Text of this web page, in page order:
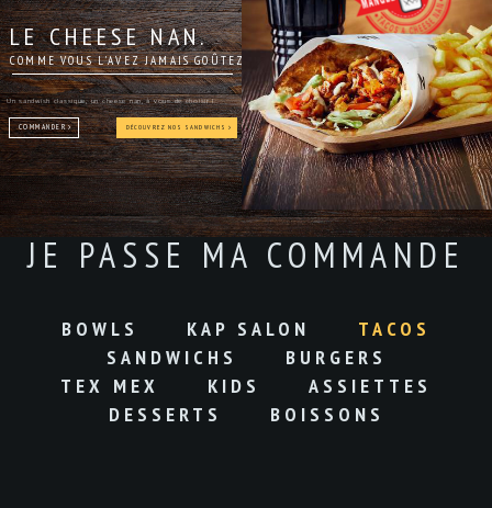
LE CHEESE NAN.
COMME VOUS L'AVEZ JAMAIS GOÛTEZ
Un sandwish classique, un cheese nan, à vous de choisir !
COMMANDER DÉCOUVREZ NOS SANDWICHS
JE PASSE MA COMMANDE
BOWLS KAP SALON
TACOS
SANDWICHS
BURGERS
TEX MEX
KIDS
ASSIETTES
DESSERTS
BOISSONS